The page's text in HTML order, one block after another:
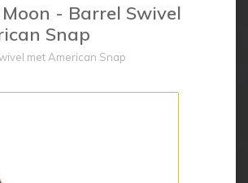
- Barrel Swivel
Snap
met American Snap